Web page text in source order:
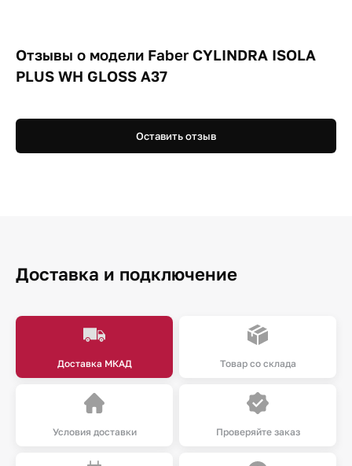
Отзывы о модели Faber CYLINDRA ISOLA
PLUS WH GLOSS A37
Оставить отзыв
Доставка и подключение
Доставка МКАД Товар со склада
Условия доставки Проверяйте заказ